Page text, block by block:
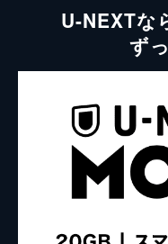
U-NEXTな
ず